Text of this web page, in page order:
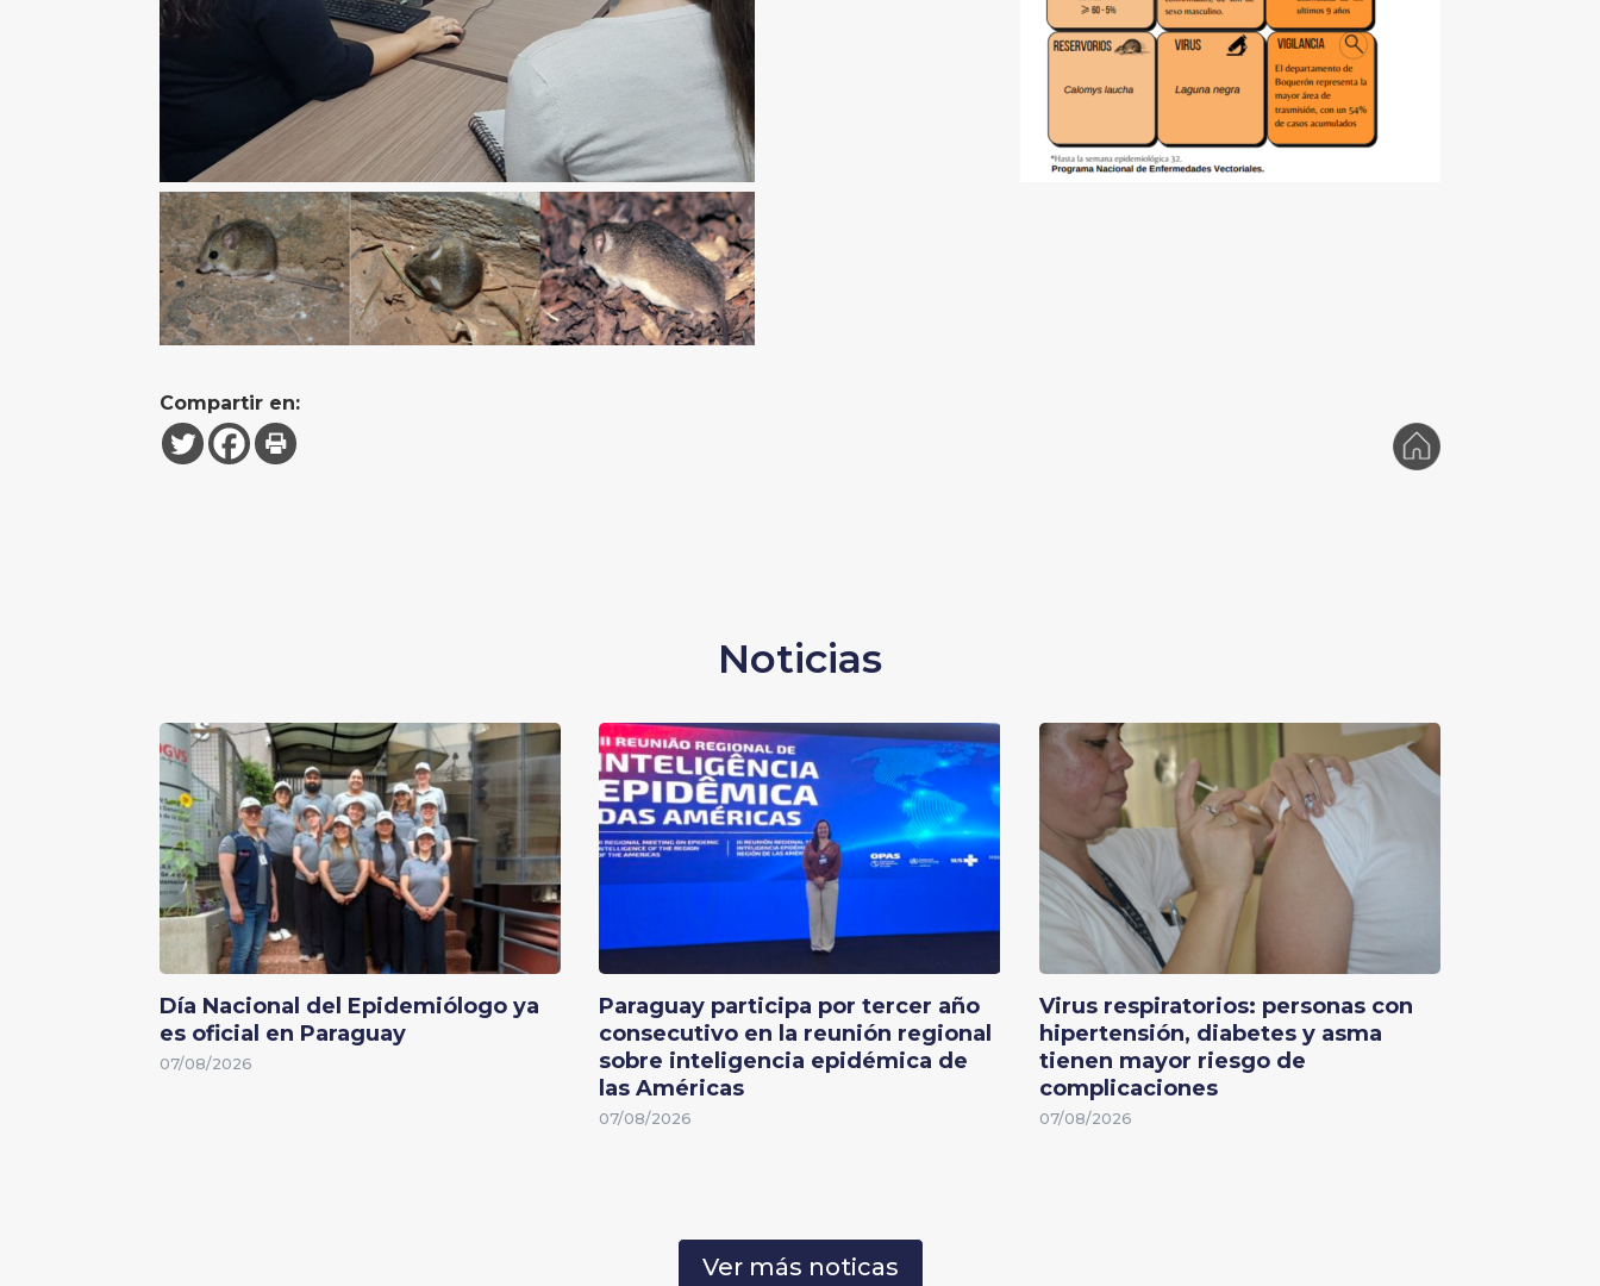
Compartir en:
Noticias
Día Nacional del Epidemiólogo ya
es oficial en Paraguay
07/08/2026
Paraguay participa por tercer año
consecutivo en la reunión regional
sobre inteligencia epidémica de
las Américas
07/08/2026
Virus respiratorios: personas con
hipertensión, diabetes y asma
tienen mayor riesgo de
complicaciones
07/08/2026
Ver más noticas